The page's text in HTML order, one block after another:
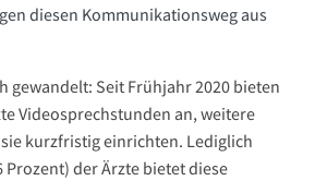
diesen Kommunikationsweg aus
gewandelt: Seit Frühjahr 2020 bieten
Videosprechstunden an, weitere
kurzfristig einrichten. Lediglich
Prozent) der Ärzte bietet diese